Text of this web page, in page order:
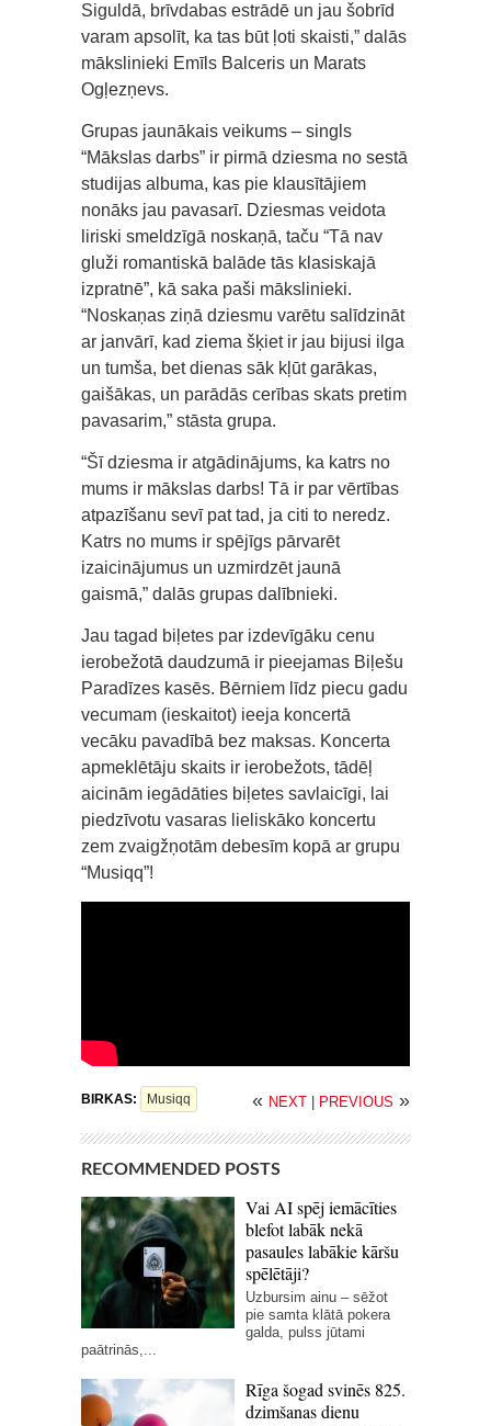
Siguldā, brīvdabas estrādē un jau šobrīd
varam apsolīt, ka tas būt ļoti skaisti,” dalās
mākslinieki Emīls Balceris un Marats
Ogļezņevs.
Grupas jaunākais veikums – singls
“Mākslas darbs” ir pirmā dziesma no sestā
studijas albuma, kas pie klausītājiem
nonāks jau pavasarī. Dziesmas veidota
liriski smeldzīgā noskaņā, taču “Tā nav
gluži romantiskā balāde tās klasiskajā
izpratnē”, kā saka paši mākslinieki.
“Noskaņas ziņā dziesmu varētu salīdzināt
ar janvārī, kad ziema šķiet ir jau bijusi ilga
un tumša, bet dienas sāk kļūt garākas,
gaišākas, un parādās cerības skats pretim
pavasarim,” stāsta grupa.
“Šī dziesma ir atgādinājums, ka katrs no
mums ir mākslas darbs! Tā ir par vērtības
atpazīšanu sevī pat tad, ja citi to neredz.
Katrs no mums ir spējīgs pārvarēt
izaicinājumus un uzmirdzēt jaunā
gaismā,” dalās grupas dalībnieki.
Jau tagad biļetes par izdevīgāku cenu
ierobežotā daudzumā ir pieejamas Biļešu
Paradīzes kasēs. Bērniem līdz piecu gadu
vecumam (ieskaitot) ieeja koncertā
vecāku pavadībā bez maksas. Koncerta
apmeklētāju skaits ir ierobežots, tādēļ
aicinām iegādāties biļetes savlaicīgi, lai
piedzīvotu vasaras lieliskāko koncertu
zem zvaigžņotām debesīm kopā ar grupu
“Musiqq”!
BIRKAS: Musiqq « NEXT PREVIOUS »
RECOMMENDED POSTS
Vai AI spēj iemācīties
blefot labāk nekā
pasaules labākie kāršu
spēlētāji?
Uzbursim ainu – sēžot
pie samta klātā pokera
galda, pulss jūtami
paātrinās,...
Rīga šogad svinēs 825.
dzimšanas dienu